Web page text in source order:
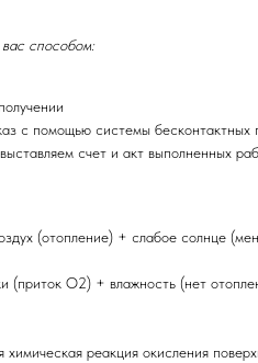
способом:
с помощью системы
счет и акт выполненных
(отопление) + слабое солнце
(приток O2) + влажность (нет
реакция окисления